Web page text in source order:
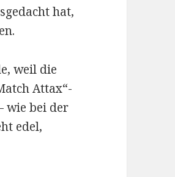
hat,
weil die
Attax“-
wie bei der
edel,